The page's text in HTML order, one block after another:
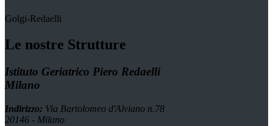
Golgi-Redaelli
Le nostre Strutture
Istituto Geriatrico Piero Redaelli
Milano
Indirizzo: Via Bartolomeo d'Alviano n.78
20146 - Milano